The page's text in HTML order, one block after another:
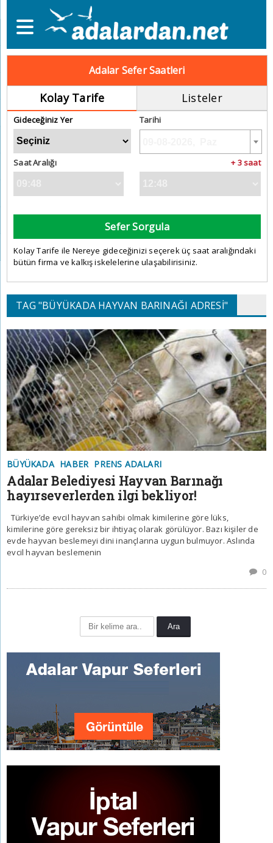
Adalar Sefer Saatleri
Kolay Tarife Listeler
Gideceğiniz Yer Tarihi
Saat Aralığı + 3 saat
Sefer Sorgula
Kolay Tarife ile Nereye gideceğinizi seçerek üç saat aralığındaki
bütün firma ve kalkış iskelelerine ulaşabilirisiniz.
TAG "BÜYÜKADA HAYVAN BARINAĞI ADRESI"
BÜYÜKADA HABER PRENS ADALARI
Adalar Belediyesi Hayvan Barınağı
hayırseverlerden ilgi bekliyor!
Türkiye’de evcil hayvan sahibi olmak kimilerine göre lüks,
kimilerine göre gereksiz bir ihtiyaç olarak görülüyor. Bazı kişiler de
evde hayvan beslemeyi dini inançlarına uygun bulmuyor. Aslında
evcil hayvan beslemenin
0